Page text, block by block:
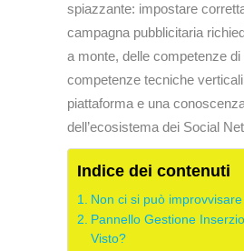
spiazzante: impostare
campagna pubblicitaria
a monte, delle competenze
competenze tecniche
piattaforma e una
dell’ecosistema dei Social
Indice dei contenuti
Non ci si può
Pannello Gestione
Visto?